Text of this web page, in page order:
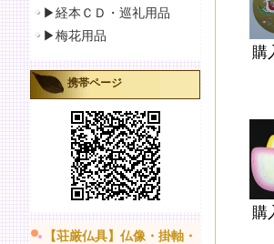
▶経本ＣＤ・巡礼用品
▶梅花用品
携帯ページ
【荘厳仏具】仏像・掛軸・
購
購